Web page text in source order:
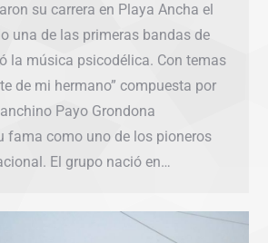
su carrera en Playa Ancha el
una de las primeras bandas de
la música psicodélica. Con temas
de mi hermano” compuesta por
Payo Grondona
fama como uno de los pioneros
El grupo nació en…